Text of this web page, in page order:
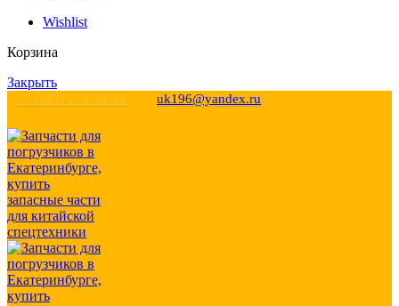
Wishlist
Корзина
Закрыть
+7 (343) 271-21-21 uk196@yandex.ru